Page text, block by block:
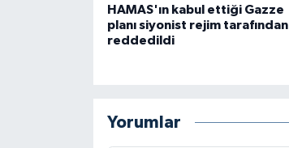
HAMAS'ın kabul ettiği Gazze
planı siyonist rejim tarafından
reddedildi
Yorumlar